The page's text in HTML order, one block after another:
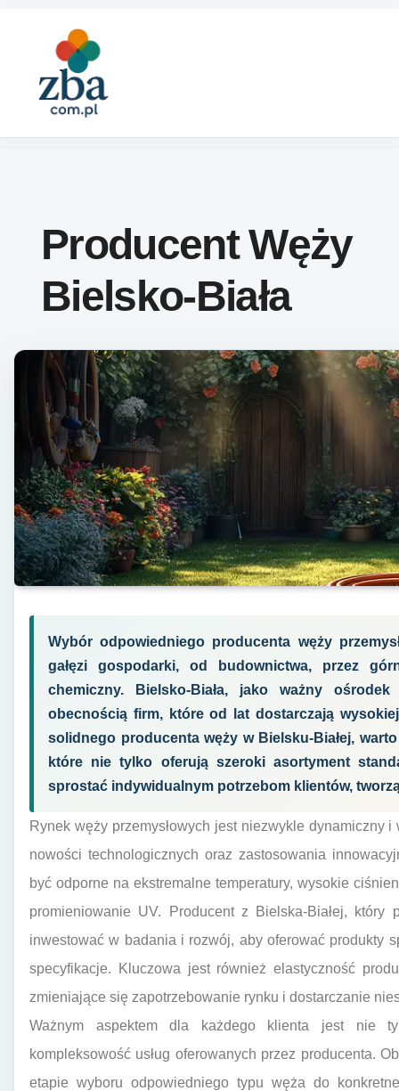
Producent Węży
Bielsko-Biała
Wybór odpowiedniego producenta węży
gałęzi gospodarki, od budownictwa, przez
chemiczny. Bielsko-Biała, jako ważny
obecnością firm, które od lat dostarczają
solidnego producenta węży w Bielsku-Białej,
które nie tylko oferują szeroki asortyment
sprostać indywidualnym potrzebom klientów,
Rynek węży przemysłowych jest niezwykle dynamiczny
nowości technologicznych oraz zastosowania
być odporne na ekstremalne temperatury, wysokie
promieniowanie UV. Producent z Bielska-Białej,
inwestować w badania i rozwój, aby oferować produkty
specyfikacje. Kluczowa jest również elastyczność
zmieniające się zapotrzebowanie rynku i dostarczanie
Ważnym aspektem dla każdego klienta jest nie
kompleksowość usług oferowanych przez producenta.
etapie wyboru odpowiedniego typu węża do